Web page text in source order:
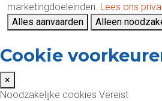
marketingdoeleinden. Lees ons
Alles aanvaarden
Alleen
Cookie
×
Noodzakelijke cookies Vereist